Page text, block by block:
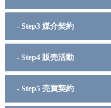
- Step3 媒介契約
- Step4 販売活動
- Step5 売買契約